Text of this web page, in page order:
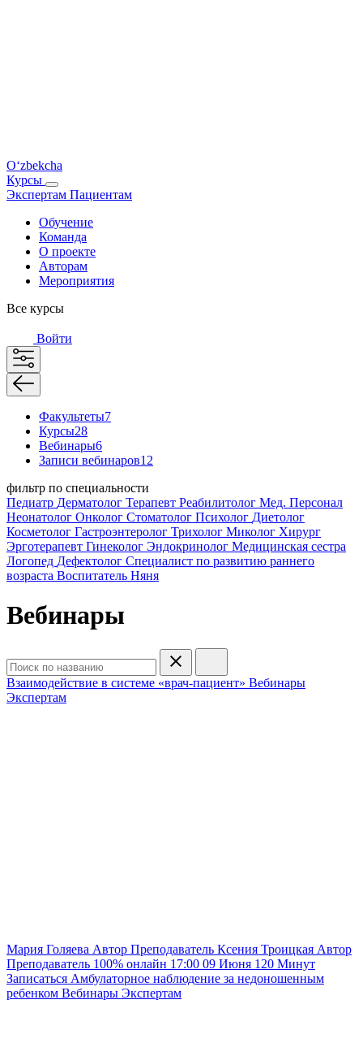
O‘zbekcha
Курсы
Экспертам Пациентам
Обучение
Команда
О проекте
Авторам
Мероприятия
Все курсы
Войти
Факультеты7
Курсы28
Вебинары6
Записи вебинаров12
фильтр по специальности
Педиатр Дерматолог Терапевт Реабилитолог Мед. Персонал
Неонатолог Онколог Стоматолог Психолог Диетолог
Косметолог Гастроэнтеролог Трихолог Миколог Хирург
Эрготерапевт Гинеколог Эндокринолог Медицинская сестра
Логопед Дефектолог Специалист по развитию раннего
возраста Воспитатель Няня
Вебинары
Взаимодействие в системе «врач-пациент» Вебинары
Экспертам
Мария Голяева Автор Преподаватель Ксения Троицкая Автор
Преподаватель 100% онлайн 17:00 09 Июня 120 Минут
Записаться Амбулаторное наблюдение за недоношенным
ребенком Вебинары Экспертам